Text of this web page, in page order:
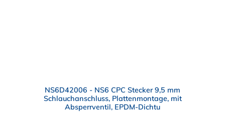
NS6D42006 - NS6 CPC Stecker 9,5 mm
Schlauchanschluss, Plattenmontage, mit
Absperrventil, EPDM-Dichtu